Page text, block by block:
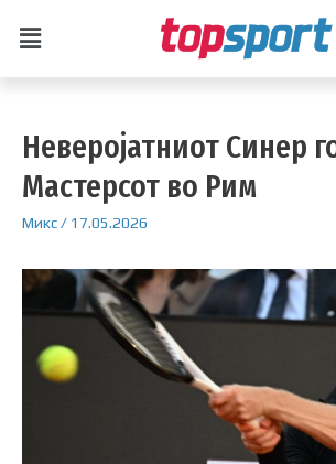
Неверојатниот Синер
Мастерсот во Рим
Микс/ 17.05.2026